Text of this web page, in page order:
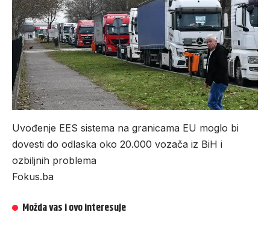
Uvođenje EES sistema na granicama EU moglo bi
dovesti do odlaska oko 20.000 vozača iz BiH i
ozbiljnih problema
Fokus.ba
Možda vas i ovo interesuje